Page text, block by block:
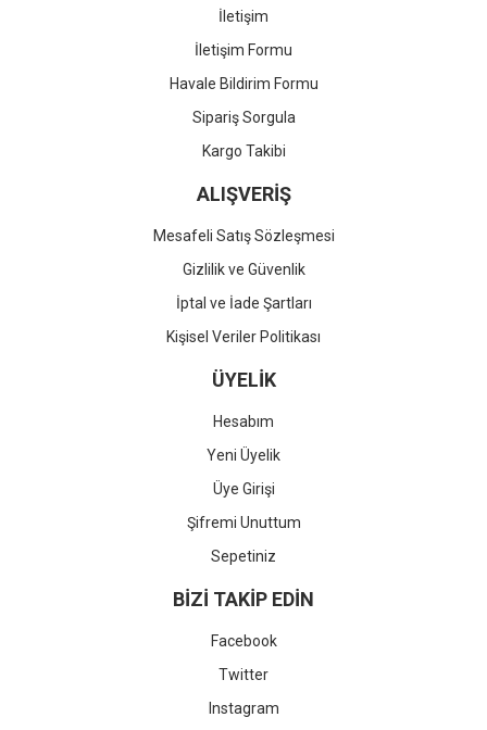
İletişim
İletişim Formu
Havale Bildirim Formu
Sipariş Sorgula
Kargo Takibi
ALIŞVERİŞ
Mesafeli Satış Sözleşmesi
Gizlilik ve Güvenlik
İptal ve İade Şartları
Kişisel Veriler Politikası
ÜYELİK
Hesabım
Yeni Üyelik
Üye Girişi
Şifremi Unuttum
Sepetiniz
BİZİ TAKİP EDİN
Facebook
Twitter
Instagram